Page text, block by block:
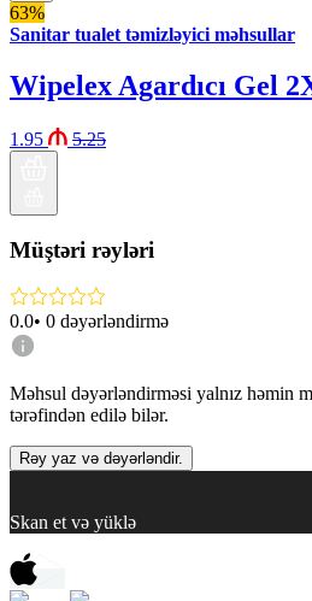
63%
Sanitar tualet təmizləyici məhsullar
Wipelex Agardıcı Gel
1.95 5.25
Müştəri rəyləri
0.0• 0 dəyərləndirmə
Məhsul dəyərləndirməsi yalnız həmin
tərəfindən edilə bilər.
Rəy yaz və dəyərləndir.
Skan et və yüklə